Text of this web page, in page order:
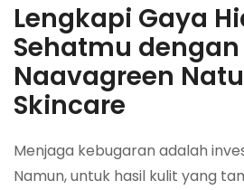
Lengkapi Gaya
Sehatmu dengan
Naavagreen
Skincare
Menjaga kebugaran adalah
Namun, untuk hasil kulit yang